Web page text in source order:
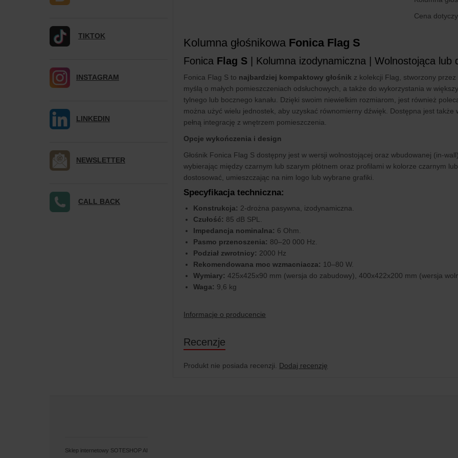
Cena
Kolumna głośnikowa Fonica Flag S
Fonica Flag S | Kolumna izodynamiczna | Wolnostojąca
Fonica Flag S to najbardziej kompaktowy głośnik z kolekcji Flag, stworzony
myślą o małych pomieszczeniach odsłuchowych, a także do wykorzystania w
tylnego lub bocznego kanału. Dzięki swoim niewielkim rozmiarom, jest również
można użyć wielu jednostek, aby uzyskać równomierny dźwięk. Dostępna jest także
pełną integrację z wnętrzem pomieszczenia.
Opcje wykończenia i design
Głośnik Fonica Flag S dostępny jest w wersji wolnostojącej oraz wbudowanej (in-
wybierając między czarnym lub szarym płótnem oraz profilami w kolorze czarnym
dostosować, umieszczając na nim logo lub wybrane grafiki.
Specyfikacja techniczna:
Konstrukcja: 2-drożna pasywna, izodynamiczna.
Czułość: 85 dB SPL.
Impedancja nominalna: 6 Ohm.
Pasmo przenoszenia: 80–20 000 Hz.
Podział zwrotnicy: 2000 Hz
Rekomendowana moc wzmacniacza: 10–80 W.
Wymiary: 425x425x90 mm (wersja do zabudowy), 400x422x200 mm (wersja
Waga: 9,6 kg
Informacje o producencie
Recenzje
Produkt nie posiada recenzji. Dodaj recenzję
TIKTOK
INSTAGRAM
LINKEDIN
NEWSLETTER
CALL BACK
Sklep internetowy SOTESHOP AI